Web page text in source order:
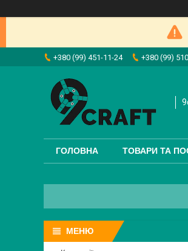
+380 (99) 451-11-24 +380 (99)
ГОЛОВНА ТОВАРИ ТА